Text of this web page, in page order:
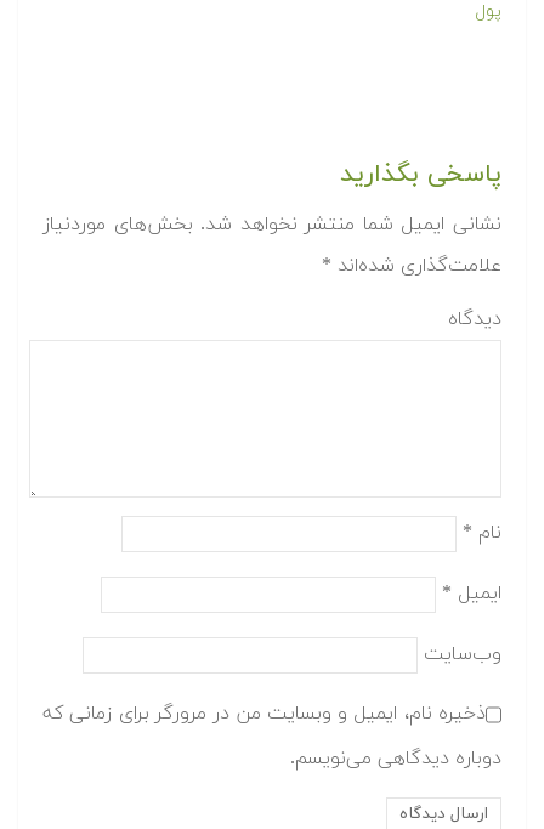
پول
پاسخی بگذارید
نشانی ایمیل شما منتشر نخواهد شد. بخش‌های موردنیاز
علامت‌گذاری شده‌اند *
دیدگاه
نام *
ایمیل *
وب‌سایت
ذخیره نام، ایمیل و وبسایت من در مرورگر برای زمانی که
دوباره دیدگاهی می‌نویسم.